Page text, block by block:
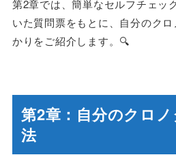
第2章では、簡単なセルフチェッ
いた質問票をもとに、自分のク
かりをご紹介します。🔍
第2章：自分のクロ
法